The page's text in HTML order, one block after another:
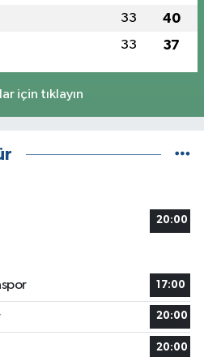
33 40
33 37
için tıklayın
20:00
17:00
20:00
20:00